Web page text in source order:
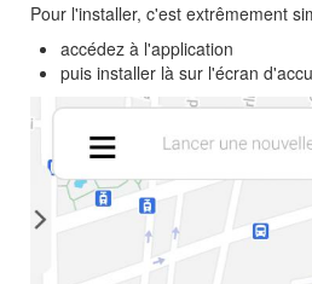
Pour l'installer, c'est extrêmement
accédez à l'application
puis installer là sur l'écran